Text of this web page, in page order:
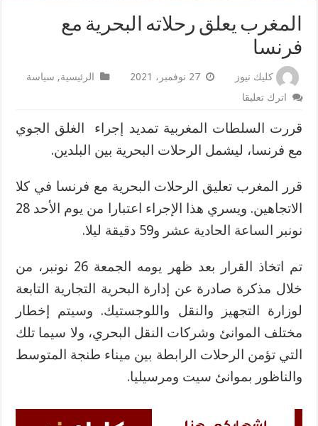
المغرب يعلق رحلاته البحرية مع
فرنسا
كليك نيوز 27 نوفمبر، 2021 الرئيسية, سياسة
اترك تعليقا
قررت السلطات المغربية تمديد إجراء الغلق الجوي
مع فرنسا، ليشمل الرحلات البحرية بين البلدين.
قرر المغرب تعليق الرحلات البحرية مع فرنسا في كلا
الاتجاهين. ويسري هذا الإجراء اعتبارا من يوم الأحد 28
نونبر الساعة الحادية عشر و59 دقيقة ليلا.
تم اتخاذ القرار بعد ظهر يومه الجمعة 26 نونبر، من
خلال مذكرة صادرة عن إدارة البحرية التجارية التابعة
لوزارة التجهيز والنقل واللوجستيك. وسيتم إخطار
مختلف الموانئ وشركات النقل البحري، ولا سيما تلك
التي تؤمن الرحلات الرابطة بين ميناء طنجة المتوسط
والناظور بموانئ سيت ومرسيليا.